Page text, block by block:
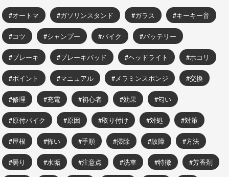
オートマ ガソリンスタンド ガラス キーキー音
コツ シャンプー バイク バッテリー
ブレーキ ブレーキパッド ヘッドライト ホコリ
ポイント マニュアル メラミンスポンジ 交換
修理 充電 初心者 効果 匂い
原付バイク 原因 取り付け 対処 対策
屋根 怖い 手順 掃除 故障 方法
曇り 水垢 注意点 洗車 特徴 芳香剤